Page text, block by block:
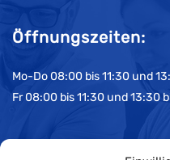
Öffnungszeiten:
Mo-Do 08:00 bis 11:30 und
Fr 08:00 bis 11:30 und 13:30